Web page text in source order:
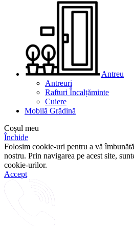
Antreu
Antreuri
Rafturi Încalțăminte
Cuiere
Mobilă Grădină
Coșul meu
Închide
Folosim cookie-uri pentru a vă
nostru. Prin navigarea pe acest site,
cookie-urilor.
Accept